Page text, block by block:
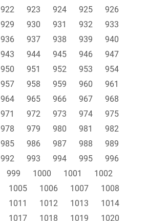
922 923 924 925
926
929 930 931 932
933
936 937 938 939
940
943 944 945 946
947
950 951 952 953
954
957 958 959 960
961
964 965 966 967
968
971 972 973 974
975
978 979 980 981
982
985 986 987 988
989
992 993 994 995
996
999 1000 1001
1002
1005 1006 1007
1008
1011 1012 1013
1014
1017 1018 1019
1020